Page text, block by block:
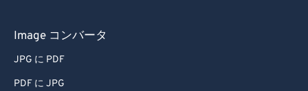
Image コンバータ
JPG に PDF
PDF に JPG